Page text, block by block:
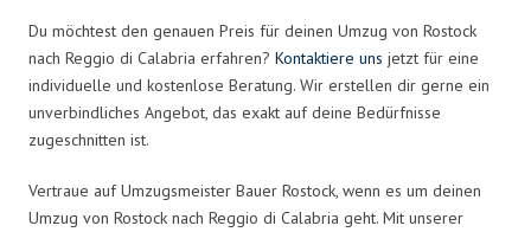
Du möchtest den genauen Preis für deinen Umzug von Rostock
nach Reggio di Calabria erfahren? Kontaktiere uns jetzt für eine
individuelle und kostenlose Beratung. Wir erstellen dir gerne ein
unverbindliches Angebot, das exakt auf deine Bedürfnisse
zugeschnitten ist.
Vertraue auf Umzugsmeister Bauer Rostock, wenn es um deinen
Umzug von Rostock nach Reggio di Calabria geht. Mit unserer